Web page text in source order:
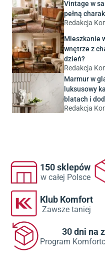
Vintage w
pełną
Redakcja
Mieszkanie
wnętrze z
dzień?
Redakcja
Marmur w
luksusowy
blatach i
Redakcja
150 sklepów
w całej Polsce
Klub Komfort
Zawsze taniej
30 dni na
Program